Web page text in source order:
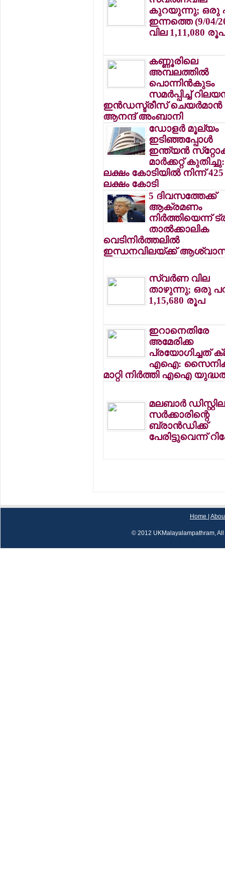
കുറയുന്നു; ഒരു
ഇന്നത്തെ (9/04/
വില 1,11,080
കണ്ണൂരിലെ
അമ്പലത്തില്‍
പൊന്നിന്‍കുടം
സമര്‍പ്പിച്ച്
ഇന്‍ഡസ്ട്രീസ് ചെയര്‍മാന്‍
ആനന്ദ് അംബാനി
ഡോളര്‍ മൂല്യം
ഇടിഞ്ഞപ്പോള്‍
ഇന്ത്യന്‍
മാര്‍ക്കറ്റ് കുതിച്ചു:
ലക്ഷം കോടിയില്‍ നിന്ന് 425
ലക്ഷം കോടി
5 ദിവസത്തേക്ക്
ആക്രമണം
നിര്‍ത്തിയെന്ന്
താല്‍ക്കാലിക
വെടിനിര്‍ത്തലില്‍
ഇന്ധനവിലയ്ക്ക്
സ്വര്‍ണ വില
താഴുന്നു; ഒരു
1,15,680 രൂപ
ഇറാനെതിരേ
അമേരിക്ക
പ്രയോഗിച്ചത്
എഐ:
മാറ്റി നിര്‍ത്തി എഐ
മലബാര്‍
സര്‍ക്കാരിന്റെ
ബ്രാന്‍ഡിക്ക്
പേരിട്ടുവെന്ന്
Home
© 2012 UKMalayalampathram,